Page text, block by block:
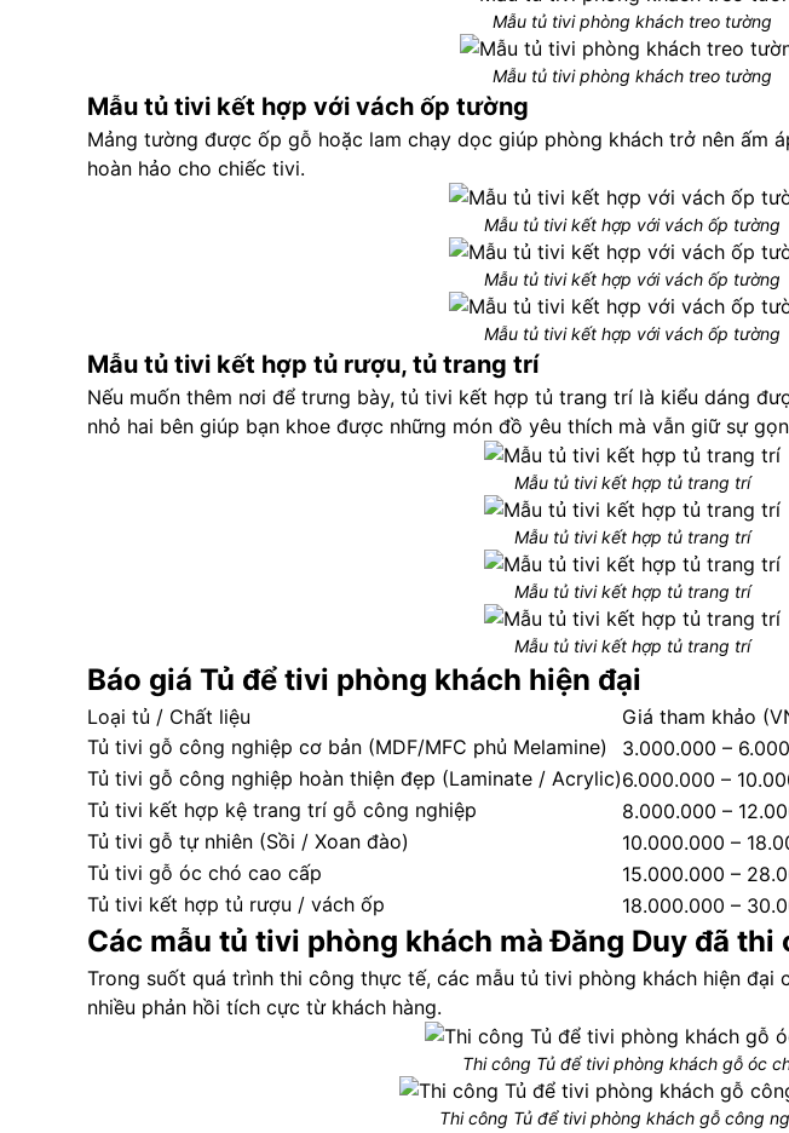
Mẫu tủ tivi phòng khách treo tường
Mẫu tủ tivi phòng khách treo tường
Mẫu tủ tivi kết hợp với vách ốp tường
Mảng tường được ốp gỗ hoặc lam chạy dọc giúp phòng khách trở nên ấm
hoàn hảo cho chiếc tivi.
Mẫu tủ tivi kết hợp với vách ốp tường
Mẫu tủ tivi kết hợp với vách ốp tường
Mẫu tủ tivi kết hợp với vách ốp tường
Mẫu tủ tivi kết hợp tủ rượu, tủ trang trí
Nếu muốn thêm nơi để trưng bày, tủ tivi kết hợp tủ trang trí là kiểu dáng
nhỏ hai bên giúp bạn khoe được những món đồ yêu thích mà vẫn giữ sự
Mẫu tủ tivi kết hợp tủ trang trí
Mẫu tủ tivi kết hợp tủ trang trí
Mẫu tủ tivi kết hợp tủ trang trí
Mẫu tủ tivi kết hợp tủ trang trí
Báo giá Tủ để tivi phòng khách hiện đại
Loại tủ / Chất liệu Giá tham khảo
Tủ tivi gỗ công nghiệp cơ bản (MDF/MFC phủ Melamine)
3.000.000 –
Tủ tivi gỗ công nghiệp hoàn thiện đẹp (Laminate / Acrylic)6.000.000 –
Tủ tivi kết hợp kệ trang trí gỗ công nghiệp
8.000.000 –
Tủ tivi gỗ tự nhiên (Sồi / Xoan đào)
10.000.000 –
Tủ tivi gỗ óc chó cao cấp
15.000.000 –
Tủ tivi kết hợp tủ rượu / vách ốp
18.000.000 –
Các mẫu tủ tivi phòng khách mà Đăng Duy đã thi
Trong suốt quá trình thi công thực tế, các mẫu tủ tivi phòng khách hiện đại
nhiều phản hồi tích cực từ khách hàng.
Thi công Tủ để tivi phòng khách gỗ óc
Thi công Tủ để tivi phòng khách gỗ công